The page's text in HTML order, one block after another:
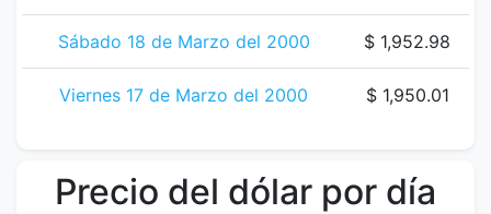
Sábado 18 de Marzo del 2000 $ 1,952.98
Viernes 17 de Marzo del 2000 $ 1,950.01
Precio del dólar por día